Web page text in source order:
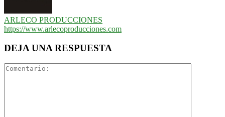
ARLECO PRODUCCIONES
https://www.arlecoproducciones.com
DEJA UNA RESPUESTA